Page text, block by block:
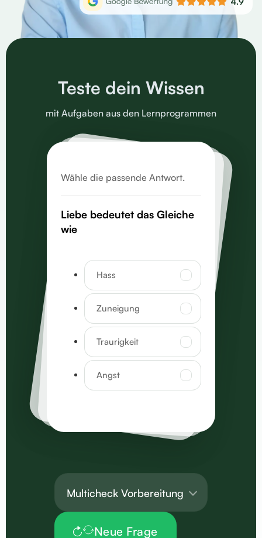
Teste dein Wissen
mit Aufgaben aus den Lernprogrammen
Wähle die passende Antwort.
Liebe bedeutet das Gleiche
wie
Hass
Zuneigung
Traurigkeit
Angst
Multicheck Vorbereitung
Neue Frage